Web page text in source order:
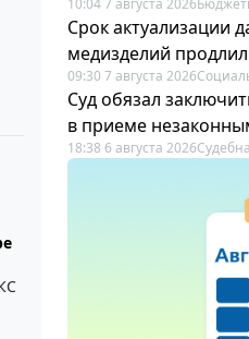
10:04 7 августа 2026
Срок актуализации
медизделий
09:30 7 августа 2026
Суд обязал
в приеме
18:38 6 августа 2026